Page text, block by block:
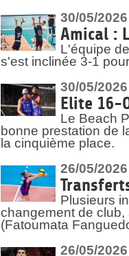
30/05/2026
Amical :
L'équipe
s'est inclinée 3-1
30/05/2026
Elite 16-
Le Beach
bonne prestation de
la cinquième place.
26/05/2026
Plusieurs
changement de
(Fatoumata
26/05/2026